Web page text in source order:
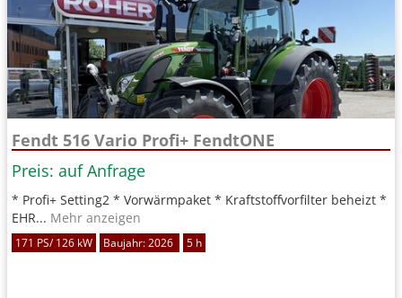
Fendt 516 Vario Profi+ FendtONE
Preis: auf Anfrage
* Profi+ Setting2 * Vorwärmpaket * Kraftstoffvorfilter beheizt *
EHR... Mehr anzeigen
171 PS/ 126 kW Baujahr: 2026 5 h